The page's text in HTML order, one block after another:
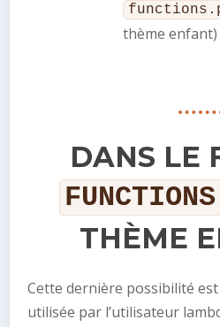
thème enfant)
DANS LE
THÈME
Cette dernière possibilité
utilisée par l’utilisateur